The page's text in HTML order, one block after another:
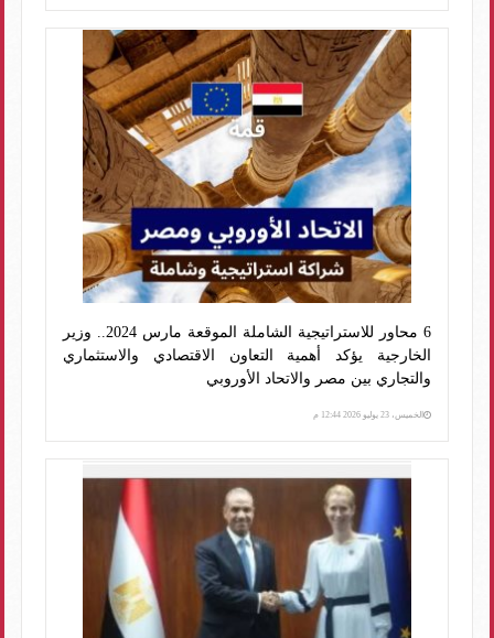
6 محاور للاستراتيجية الشاملة الموقعة مارس 2024.. وزير
الخارجية يؤكد أهمية التعاون الاقتصادي والاستثماري
والتجاري بين مصر والاتحاد الأوروبي
الخميس، 23 يوليو 2026 12:44 م